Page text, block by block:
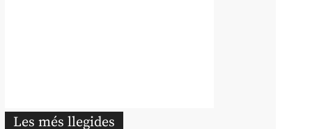
Les més llegides